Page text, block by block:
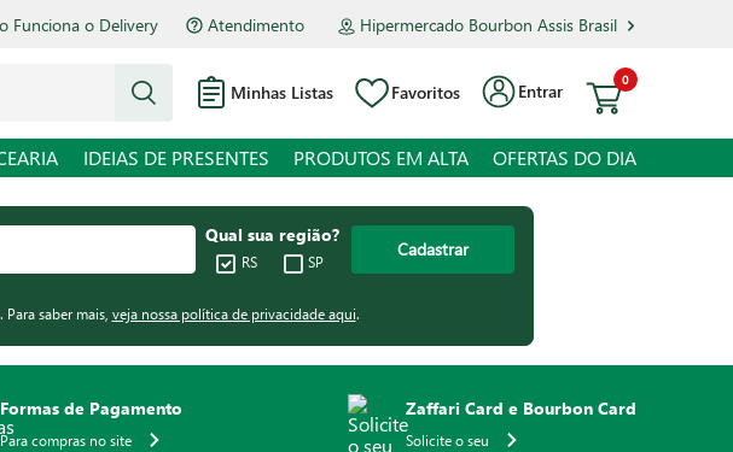
Funciona o Delivery Atendimento Hipermercado Bourbon Assis Brasil
Minhas Listas Favoritos Entrar
0
IDEIAS DE PRESENTES PRODUTOS EM ALTA OFERTAS DO DIA
Qual sua região?
RS SP
Cadastrar
saber mais, veja nossa política de privacidade aqui.
Formas de Pagamento
Para compras no site
Zaffari Card e Bourbon Card
Solicite o seu